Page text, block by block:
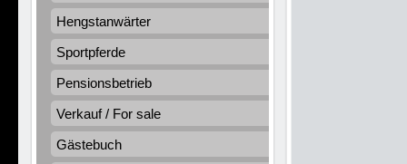
Hengstanwärter
Sportpferde
Pensionsbetrieb
Verkauf / For sale
Gästebuch